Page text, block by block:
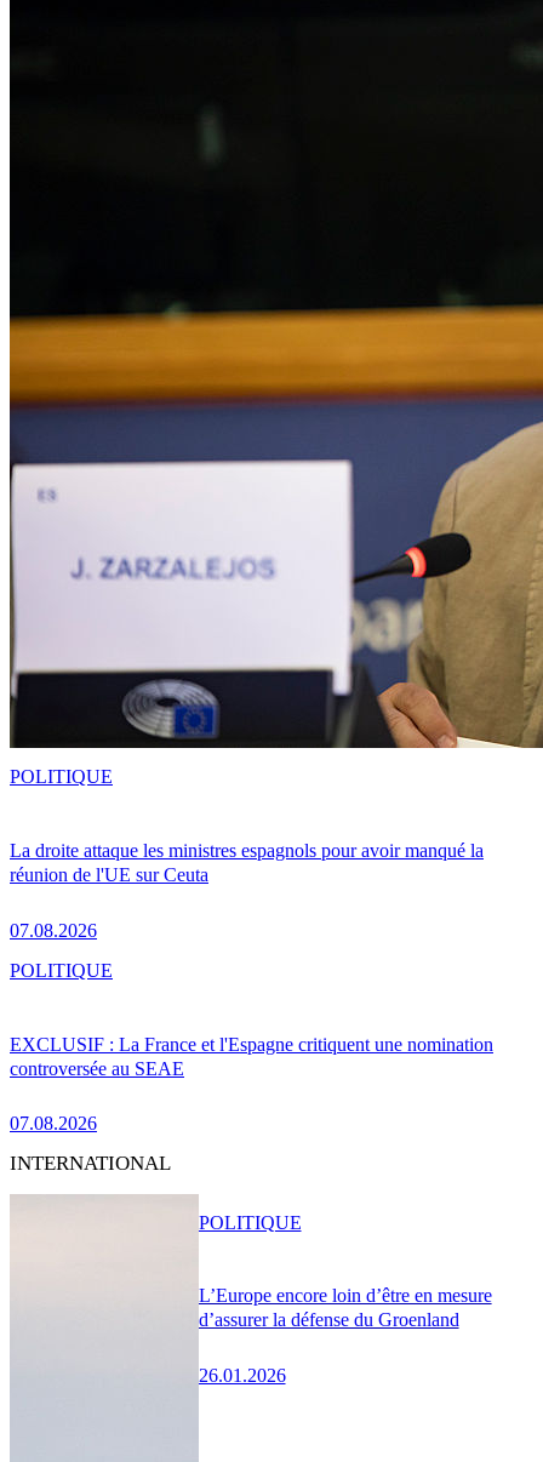
La droite attaque les ministres espagnols pour avoir manqué la
réunion de l'UE sur Ceuta
07.08.2026
POLITIQUE
EXCLUSIF : La France et l'Espagne critiquent une nomination
controversée au SEAE
07.08.2026
POLITIQUE
INTERNATIONAL
L’Europe encore loin d’être en mesure
d’assurer la défense du Groenland
26.01.2026
POLITIQUE